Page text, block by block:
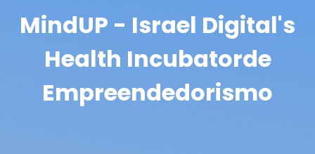
MindUP - Israel Digital's
Health Incubatorde
Empreendedorismo